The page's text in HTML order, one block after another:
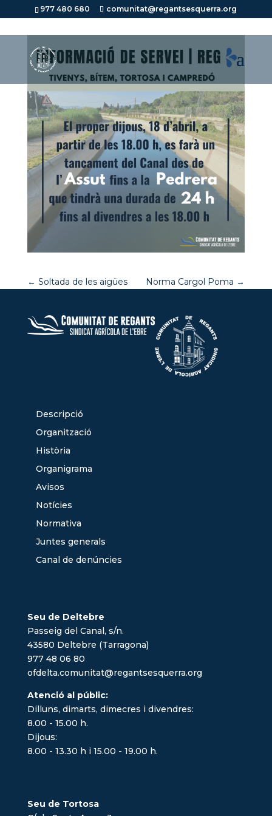
977 480 680 comunitat@regantsesquerra.org
← Soltada de les aigües Norma Cargol Poma →
Descripció
Organització
Història
Organigrama
Avisos
Notícies
Normativa
Juntes generals
Canal de denúncies
Seu de Deltebre
Passeig del Canal, s/n.
43580 Deltebre (Tarragona)
977 48 06 80
ofdelta.comunitat@regantsesquerra.org
Atenció al públic:
Dilluns, dimarts, dimecres i divendres:
8.00 - 15.00 h.
Dijous:
8.00 - 13.30 h i 15.00 - 19.00 h.
Seu de Tortosa